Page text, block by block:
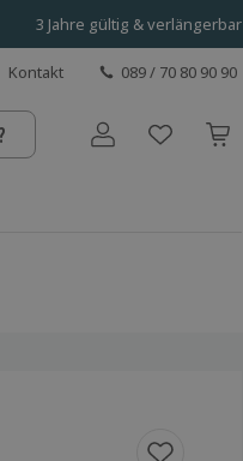
3 Jahre gültig & verlängerbar
Kontakt 089 / 70 80 90 90
Benutzerkonto